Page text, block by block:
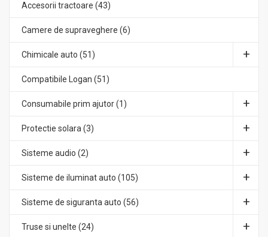
Accesorii tractoare (43)
Camere de supraveghere (6)
Chimicale auto (51)
Compatibile Logan (51)
Consumabile prim ajutor (1)
Protectie solara (3)
Sisteme audio (2)
Sisteme de iluminat auto (105)
Sisteme de siguranta auto (56)
Truse si unelte (24)